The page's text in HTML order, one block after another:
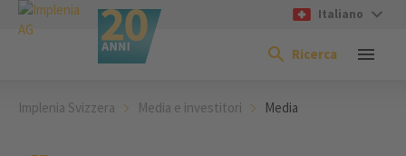
Italiano
Ricerca
Implenia Svizzera Media e investitori Media